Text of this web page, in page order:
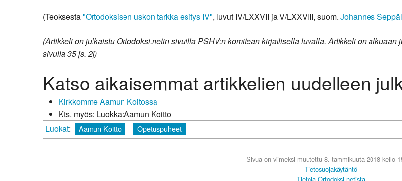
(Teoksesta"Ortodoksisen uskon tarkka esitys IV", luvut IV/LXXVII ja V/LXXVIII, suom. Johannes
(Artikkeli on julkaistu Ortodoksi.netin sivuilla PSHV:n komitean kirjallisella luvalla. Artikkeli on alkuaan
sivulla 35 [s. 2])
Katso aikaisemmat artikkelien uudelleen
Kirkkomme Aamun Koitossa
Kts. myös: Luokka:Aamun Koitto
Luokat: Aamun Koitto Opetuspuheet
Sivua on viimeksi muutettu 8. tammikuuta 2018 kello
Tietosuojakäytäntö
Tietoja Ortodoksi.netista